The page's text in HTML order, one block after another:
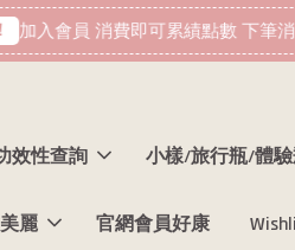
入會員 消費即可累績點數 下筆消費
效性查詢 小樣/旅行瓶/體
麗 官網會員好康